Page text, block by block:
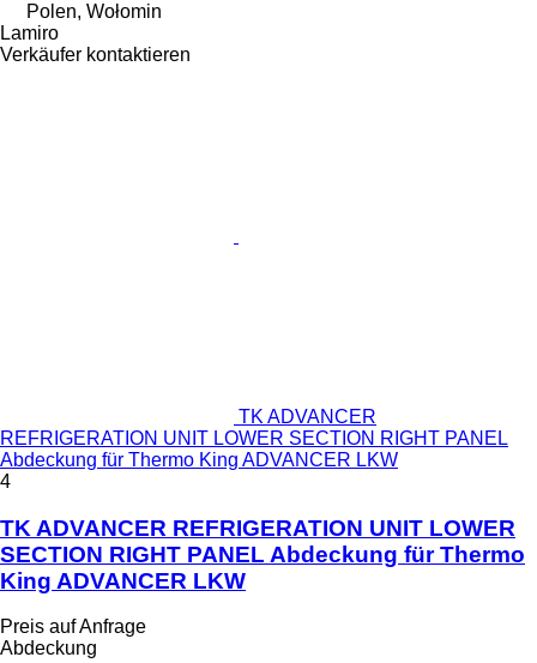
Polen, Wołomin
Lamiro
Verkäufer kontaktieren
TK ADVANCER
REFRIGERATION UNIT LOWER SECTION RIGHT PANEL
Abdeckung für Thermo King ADVANCER LKW
4
TK ADVANCER REFRIGERATION UNIT LOWER
SECTION RIGHT PANEL Abdeckung für Thermo
King ADVANCER LKW
Preis auf Anfrage
Abdeckung